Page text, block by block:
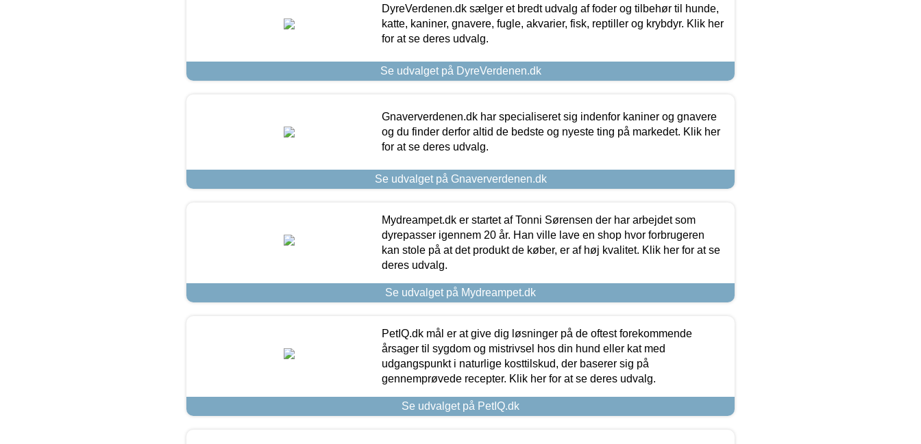
DyreVerdenen.dk sælger et bredt udvalg af foder og tilbehør til hunde,
katte, kaniner, gnavere, fugle, akvarier, fisk, reptiller og krybdyr. Klik her
for at se deres udvalg.
Se udvalget på DyreVerdenen.dk
Gnaververdenen.dk har specialiseret sig indenfor kaniner og gnavere
og du finder derfor altid de bedste og nyeste ting på markedet. Klik her
for at se deres udvalg.
Se udvalget på Gnaververdenen.dk
Mydreampet.dk er startet af Tonni Sørensen der har arbejdet som
dyrepasser igennem 20 år. Han ville lave en shop hvor forbrugeren
kan stole på at det produkt de køber, er af høj kvalitet. Klik her for at se
deres udvalg.
Se udvalget på Mydreampet.dk
PetIQ.dk mål er at give dig løsninger på de oftest forekommende
årsager til sygdom og mistrivsel hos din hund eller kat med
udgangspunkt i naturlige kosttilskud, der baserer sig på
gennemprøvede recepter. Klik her for at se deres udvalg.
Se udvalget på PetIQ.dk